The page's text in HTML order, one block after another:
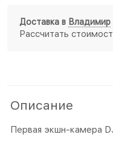
Доставка в Владимир
Рассчитать
Описание
Первая экшн-камера